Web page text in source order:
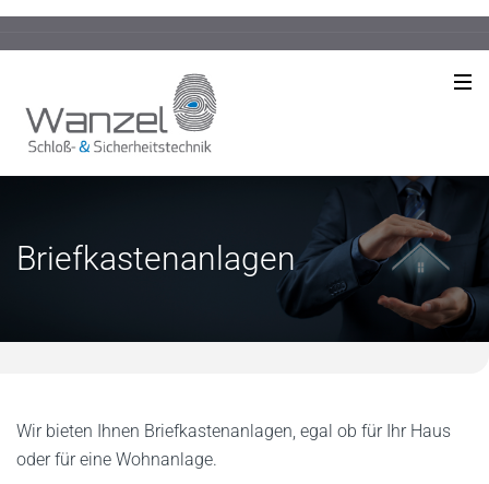
Briefkastenanlagen
Wir bieten Ihnen Briefkastenanlagen, egal ob für Ihr Haus
oder für eine Wohnanlage.